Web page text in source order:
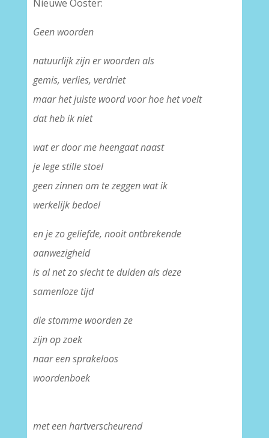
Nieuwe Ooster:
Geen woorden
natuurlijk zijn er woorden als
gemis, verlies, verdriet
maar het juiste woord voor hoe het voelt
dat heb ik niet
wat er door me heengaat naast
je lege stille stoel
geen zinnen om te zeggen wat ik
werkelijk bedoel
en je zo geliefde, nooit ontbrekende
aanwezigheid
is al net zo slecht te duiden als deze
samenloze tijd
die stomme woorden ze
zijn op zoek
naar een sprakeloos
woordenboek
met een hartverscheurend